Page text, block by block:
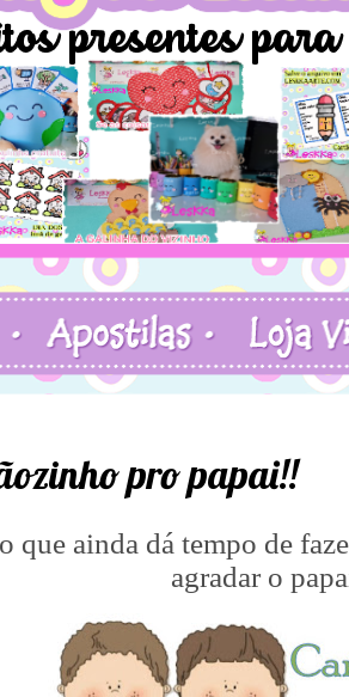
pro papai!!
que ainda dá tempo de
agradar o